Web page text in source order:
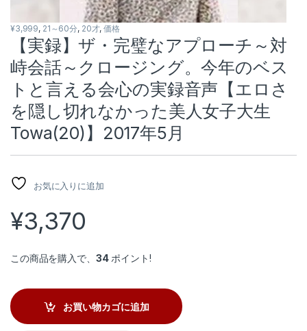
¥3,999, 21～60分, 20才,価格
【実録】ザ・完璧なアプローチ～対
峙会話～クロージング。今年のベス
トと言える会心の実録音声【エロさ
を隠し切れなかった美人女子大生
Towa(20)】2017年5月
お気に入りに追加
¥3,370
この商品を購入で、 34ポイント!
お買い物カゴに追加